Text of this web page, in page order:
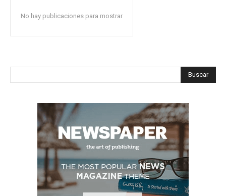
No hay publicaciones para mostrar
Buscar